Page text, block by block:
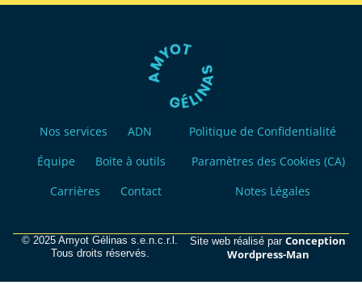
Nos services
ADN
Équipe
Boite à outils
Carrières
Contact
Politique de Confidentialité
Paramètres des Cookies (CA)
Notes Légales
© 2025 Amyot Gélinas s.e.n.c.r.l.
Tous droits réservés.
Site web réalisé parConception
Wordpress-Man